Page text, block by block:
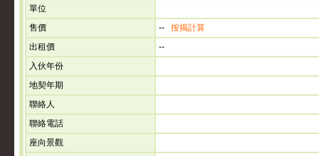
單位
售價
-- 按揭計算
出租價
--
入伙年份
地契年期
聯絡人
聯絡電話
座向景觀